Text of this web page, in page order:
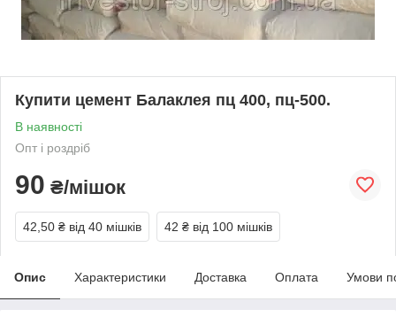
Купити цемент Балаклея пц 400, пц-500.
В наявності
Опт і роздріб
90 ₴/мішок
42,50 ₴ від 40 мішків 42 ₴ від 100 мішків
Опис Характеристики Доставка Оплата Умови